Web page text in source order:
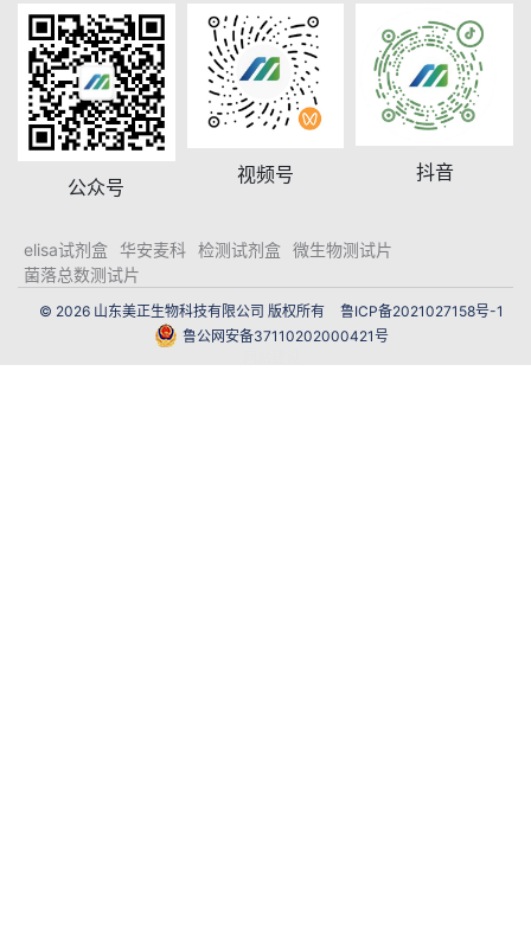
公众号
视频号 抖音
elisa试剂盒 华安麦科 检测试剂盒
微生物测试片
菌落总数测试片
© 2026 山东美正生物科技有限公司 版权所有
鲁ICP备2021027158号-1
鲁公网安备37110202000421号